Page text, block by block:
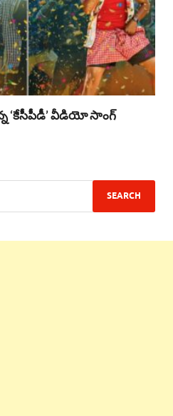
‘కేసీపీడీ’ వీడియో సాంగ్